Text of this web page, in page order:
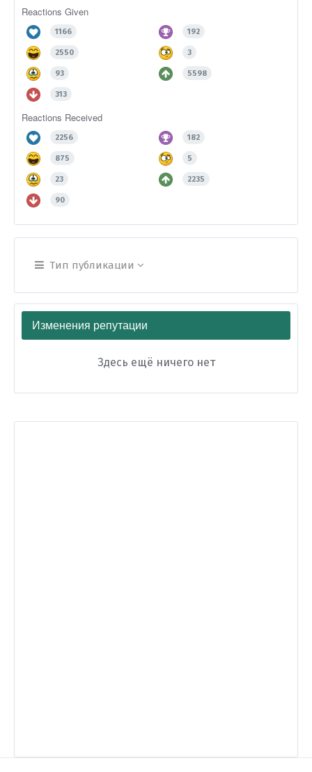
Reactions Given
1166 192
2550 3
93 5598
313
Reactions Received
2256 182
875 5
23 2235
90
Тип публикации
Изменения репутации
Здесь ещё ничего нет